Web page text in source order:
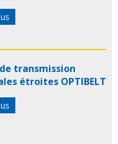
transmission
étroites OPTIBELT